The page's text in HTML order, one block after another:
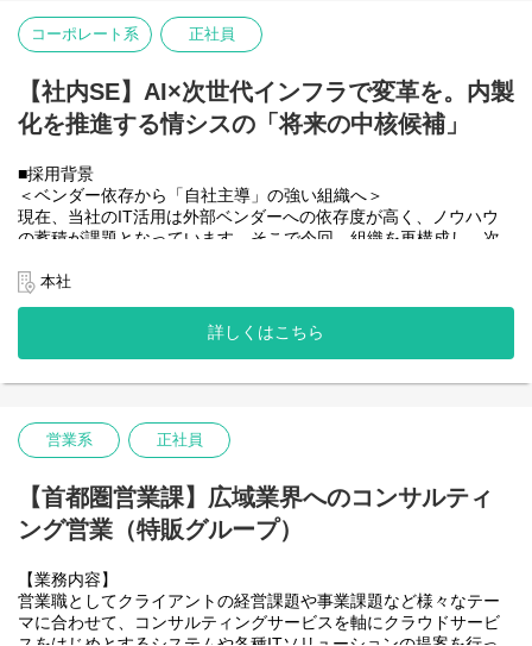
■先端技術開発室とは？
・既に自社が展開しているクラウドプラットフォームサービスを
定、仕様決めなど技術的な視点と、ビジネス的な視点でプロダク
ト開発をリードする組織です。
・研究開発や要件定義、アーキテクチャの設計などの上流工程か
・アプリ（バックエンド／フロントエンド）、インフラ、クラウ
ドエンジニア、データサイエンティスト、AIエンジニアなどのエ
ンジニアメンバーやプロダクトマネジメント、BizDevなどを行う
メンバーも在籍しております。
■組織構成
先端技術開発室には28名のメンバーが在籍しています。
-先端技術開発室が 4名
＊30〜40代のメンバーが多いですが、20代のメンバーも在籍して
＊コンサルファーム、自動車メーカー、SIer、事業会社など様々な
メンバーが在籍しております。
■先端技術開発室のミッションと役割
・現在提供しているプラットフォームビジネスの基幹となる基
盤・サービス・データ アーキテクチャの開発とリバイス・拡張を
・エンタープライズサービスとしてのエコシステムを作る。
・5年先、10年先のビジネスに向けた具体的な研究開発を行う。
・データビジネスのための基盤サービスを機械化を実現する。
コーポレート系 正社員
【社内SE】AI×次世代インフラで変革を。内製
化を推進する情シスの「将来の中核候補」
■採用背景
＜ベンダー依存から「自社主導」の強い組織へ＞
現在、当社のIT活用は外部ベンダーへの依存度が高く、ノウハウ
の蓄積が課題となっています。そこで今回、組織を再構成し、次
「言われたものを作る・保守する」だけでなく、最新技術を学び
ながら自らの手で組織を強くし、会社の成長をITで牽引してい
く。そんなやりがいに溢れたポジションです。
■業務内容
ご経験や適性に応じ、以下のいずれかのポジションでスタートし
① 次世代インフラ＆セキュリティ推進
ト管理・ワークフロー運用などの定常業務。
・ステップアップ： 業務に慣れた後は、インフラ構成の改善提案
や最新クラウドツールの導入など、主担当としてプロジェクトを
② AI活用によるビジネス変革（開発・改善）
・内容： 情シス主導の開発プロジェクトに参画し、生成AI等を用
いた業務効率化ツールの開発・運用。
本社
詳しくはこちら
営業系 正社員
【首都圏営業課】広域業界へのコンサルティ
ング営業（特販グループ）
【業務内容】
営業職としてクライアントの経営課題や事業課題など様々なテー
マに合わせて、コンサルティングサービスを軸にクラウドサービ